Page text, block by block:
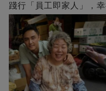
踐行「員工即家人」，
闆的福報